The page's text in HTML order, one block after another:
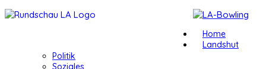
Home
Landshut
Politik
Soziales